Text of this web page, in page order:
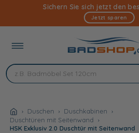
Inhalt
Sichern Sie sich jetzt den
Jetzt sparen
Duschen
Duschkabinen
Duschtüren mit Seitenwand
HSK Exklusiv 2.0 Duschtür mit Seitenwand